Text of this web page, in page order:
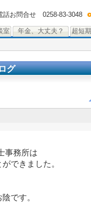
室 年金、大丈夫？ 超短
話お問合せ 0258-83-3048
グ
事務所は
できました。
です。